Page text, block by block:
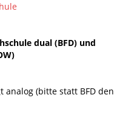
dual (BFD) und
analog (bitte statt BFD den